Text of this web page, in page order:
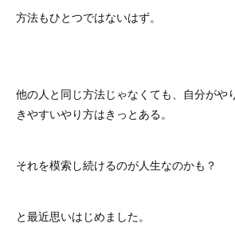
方法もひとつではないはず。
他の人と同じ方法じゃなくても、自分がや
きやすいやり方はきっとある。
それを模索し続けるのが人生なのかも？
と最近思いはじめました。